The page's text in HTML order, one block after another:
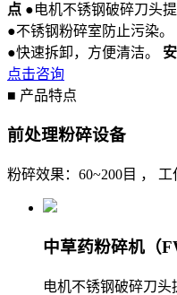
点 ●电机不锈钢破碎刀头提
●不锈钢粉碎室防止污染。
●快速拆卸，方便清洁。
点击咨询
■ 产品特点
前处理粉碎设备
粉碎效果：60~200目 ，
中草药粉碎机（
电机不锈钢破碎刀头